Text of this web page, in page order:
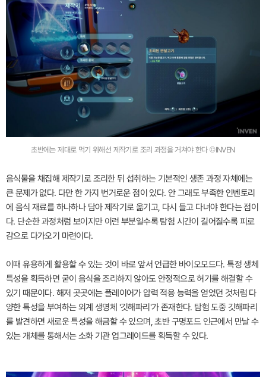
초반에는 제대로 먹기 위해선 제작기로 조리 과정을 거쳐야 한다 ©INVEN
음식물을 채집해 제작기로 조리한 뒤 섭취하는 기본적인 생존 과정 자체에는
큰 문제가 없다. 다만 한 가지 번거로운 점이 있다. 안 그래도 부족한 인벤토리
에 음식 재료를 하나하나 담아 제작기로 옮기고, 다시 들고 다녀야 한다는 점이
다. 단순한 과정처럼 보이지만 이런 부분일수록 탐험 시간이 길어질수록 피로
감으로 다가오기 마련이다.
이때 유용하게 활용할 수 있는 것이 바로 앞서 언급한 바이오모드다. 특정 생체
특성을 획득하면 굳이 음식을 조리하지 않아도 안정적으로 허기를 해결할 수
있기 때문이다. 해저 곳곳에는 플레이어가 압력 적응 능력을 얻었던 것처럼 다
양한 특성을 부여하는 외계 생명체 '깃해파리'가 존재한다. 탐험 도중 깃해파리
를 발견하면 새로운 특성을 해금할 수 있으며, 초반 구명포드 인근에서 만날 수
있는 개체를 통해서는 소화 기관 업그레이드를 획득할 수 있다.